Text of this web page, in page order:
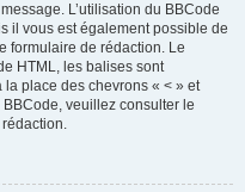
L’utilisation du BBCode
il vous est également possible de
formulaire de rédaction. Le
HTML, les balises sont
la place des chevrons « < » et
veuillez consulter le